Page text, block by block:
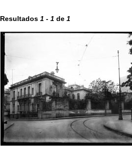
Resultados 1 - 1 de 1